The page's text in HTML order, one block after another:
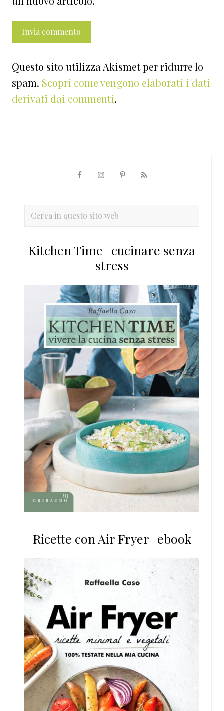
Questo sito utilizza Akismet per ridurre lo
spam. Scopri come vengono elaborati i dati
derivati dai commenti.
primaria
Cerca
sito
Kitchen Time | cucinare senza
stress
Ricette con Air Fryer | ebook